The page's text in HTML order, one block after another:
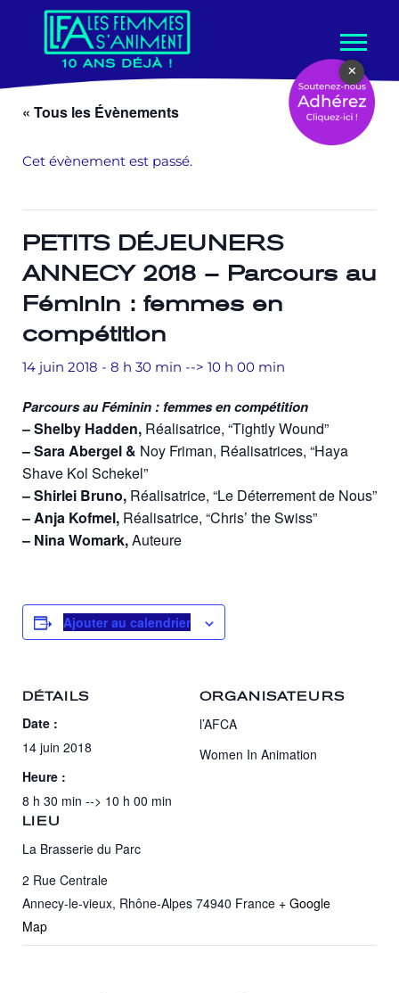
contenu
« Tous les Évènements
Cet évènement est passé.
PETITS DÉJEUNERS
ANNECY 2018 – Parcours au
Féminin : femmes en
compétition
14 juin 2018 - 8 h 30 min --> 10 h 00 min
Parcours au Féminin : femmes en compétition
– Shelby Hadden, Réalisatrice, “Tightly Wound”
– Sara Abergel & Noy Friman, Réalisatrices, “Haya
Shave Kol Schekel”
– Shirlei Bruno, Réalisatrice, “Le Déterrement de Nous”
– Anja Kofmel, Réalisatrice, “Chris’ the Swiss”
– Nina Womark,Auteure
Ajouter au calendrier
DÉTAILS
Date :
14 juin 2018
Heure :
8 h 30 min --> 10 h 00 min
LIEU
La Brasserie du Parc
2 Rue Centrale
Annecy-le-vieux, Rhône-Alpes 74940 France + Google
Map
ORGANISATEURS
l’AFCA
Women In Animation
×